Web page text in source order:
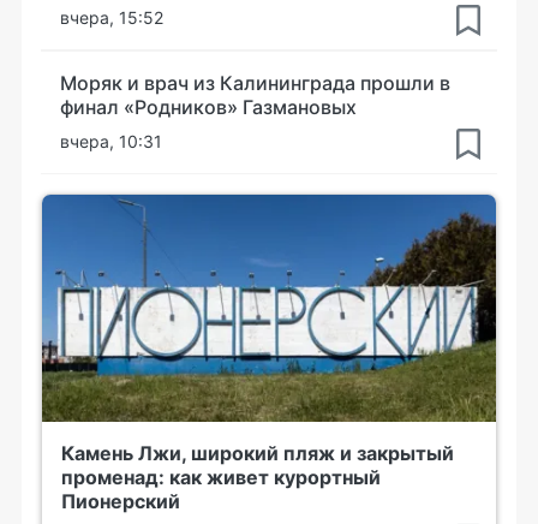
вчера, 15:52
Моряк и врач из Калининграда прошли в
финал «Родников» Газмановых
вчера, 10:31
Камень Лжи, широкий пляж и закрытый
променад: как живет курортный
Пионерский